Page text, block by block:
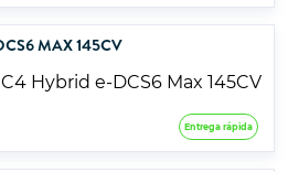
MAX 145CV
Entrega rápida